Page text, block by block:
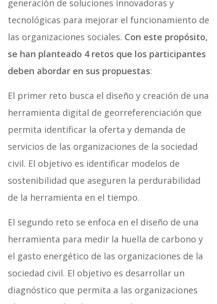
generación de soluciones innovadoras y
tecnológicas para mejorar el funcionamiento de
las organizaciones sociales. Con este propósito,
se han planteado 4 retos que los participantes
deben abordar en sus propuestas:
El primer reto busca el diseño y creación de una
herramienta digital de georreferenciación que
permita identificar la oferta y demanda de
servicios de las organizaciones de la sociedad
civil. El objetivo es identificar modelos de
sostenibilidad que aseguren la perdurabilidad
de la herramienta en el tiempo.
El segundo reto se enfoca en el diseño de una
herramienta para medir la huella de carbono y
el gasto energético de las organizaciones de la
sociedad civil. El objetivo es desarrollar un
diagnóstico que permita a las organizaciones